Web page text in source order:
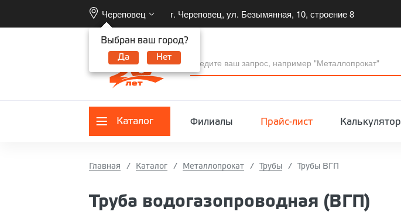
Череповец
Выбран ваш город?
Да Нет
г. Череповец, ул. Безымянная, 10, строение 8
Каталог Филиалы Прайс-лист Калькулятор
Главная Каталог Металлопрокат Трубы Трубы ВГП
Труба водогазопроводная (ВГП)